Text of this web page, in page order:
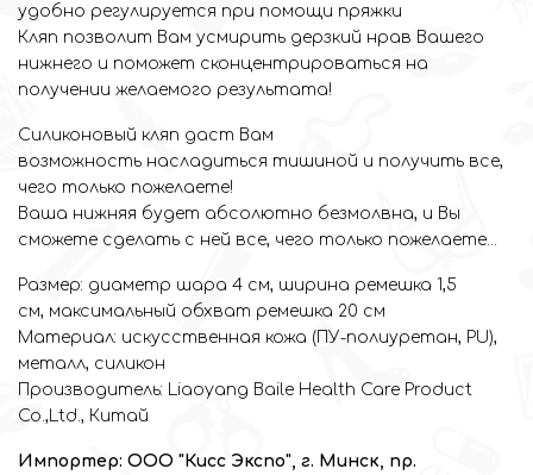
удобно регу­ли­ру­ется при помощи пряжки
Кляп позволит Вам усмирить дерзкий нрав Вашего
нижнего и поможет сконцентрироваться на
получении желаемого результата!
Силиконовый кляп даст Вам
возможность насладиться тишиной и получить все,
чего только пожелаете!
Ваша нижняя будет абсолютно безмолвна, и Вы
сможете сделать с ней все, чего только пожелаете...
Размер: диаметр шара 4 см, ширина ремешка 1,5
см, максимальный обхват ремешка 20 см
Материал: искусственная кожа (ПУ-полиуретан, PU),
металл, силикон
Производитель: Liaoyang Baile Health Care Product
Co.,Ltd., Китай
Импортер: ООО "Кисс Экспо", г. Минск, пр.